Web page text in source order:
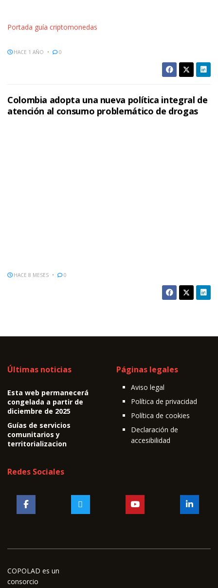
Portada guía criptomonedas
HACE 1 AÑO 0
Colombia adopta una nueva política integral de
atención al consumo problemático de drogas
HACE 8 MESES 0
Últimas noticias
Esta web permanecerá
congelada a partir de
diciembre de 2025
Guías de servicios
comunitarios y
territorializacion
Páginas legales
Aviso legal
Política de privacidad
Política de cookies
Declaración de
accesibilidad
Redes Sociales
COPOLAD es un
consorcio